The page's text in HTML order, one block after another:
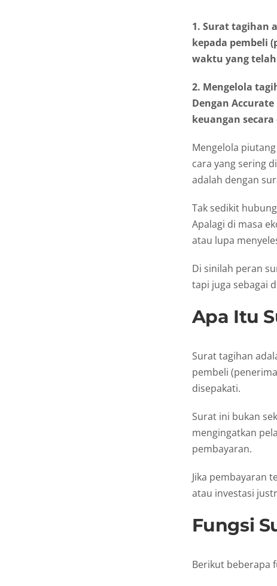
1. Surat tagihan
kepada pembeli
waktu yang
2. Mengelola
Dengan
keuangan
Mengelola
cara yang sering
adalah dengan
Tak sedikit
Apalagi di masa
atau lupa
Di sinilah peran
tapi juga sebagai
Apa Itu
Surat tagihan
pembeli
disepakati.
Surat ini bukan
mengingatkan
pembayaran.
Jika pembayaran
atau investasi
Fungsi
Berikut beberapa